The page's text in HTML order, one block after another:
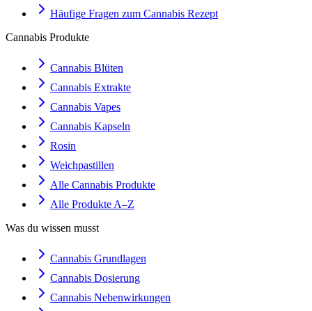
Häufige Fragen zum Cannabis Rezept
Cannabis Produkte
Cannabis Blüten
Cannabis Extrakte
Cannabis Vapes
Cannabis Kapseln
Rosin
Weichpastillen
Alle Cannabis Produkte
Alle Produkte A–Z
Was du wissen musst
Cannabis Grundlagen
Cannabis Dosierung
Cannabis Nebenwirkungen